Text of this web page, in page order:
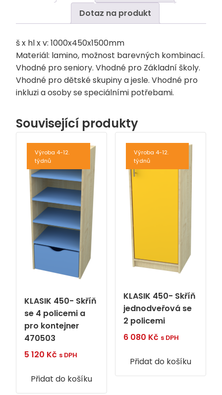
Dotaz na produkt
š x hl x v: 1000x450x1500mm
Materiál: lamino, možnost barevných kombinací.
Vhodné pro seniory. Vhodné pro Základní školy.
Vhodné pro dětské skupiny a jesle. Vhodné pro
inkluzi a osoby se speciálními potřebami.
Související produkty
Výroba 4-12.
týdnů
KLASIK 450- Skříň
se 4 policemi a
pro kontejner
470503
5 120 Kč s DPH
Přidat do košíku
Výroba 4-12.
týdnů
KLASIK 450- Skříň
jednodveřová se
2 policemi
6 080 Kč s DPH
Přidat do košíku